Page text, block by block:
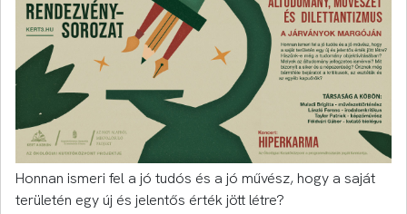
Honnan ismeri fel a jó tudós és a jó művész, hogy a saját
területén egy új és jelentős érték jött létre?